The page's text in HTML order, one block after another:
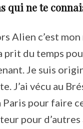
qui ne te
Alien c’est
prit du temps
Je suis
J’ai vécu au
Paris pour faire
pour